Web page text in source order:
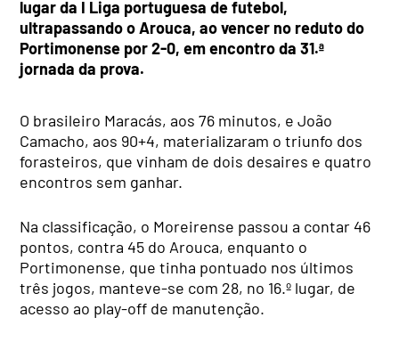
lugar da I Liga portuguesa de futebol,
ultrapassando o Arouca, ao vencer no reduto do
Portimonense por 2-0, em encontro da 31.ª
jornada da prova.
O brasileiro Maracás, aos 76 minutos, e João
Camacho, aos 90+4, materializaram o triunfo dos
forasteiros, que vinham de dois desaires e quatro
encontros sem ganhar.
Na classificação, o Moreirense passou a contar 46
pontos, contra 45 do Arouca, enquanto o
Portimonense, que tinha pontuado nos últimos
três jogos, manteve-se com 28, no 16.º lugar, de
acesso ao play-off de manutenção.